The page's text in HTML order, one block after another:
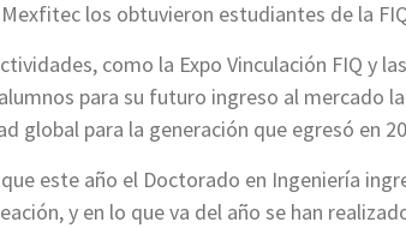
los obtuvieron estudiantes de la
como la Expo Vinculación FIQ y
para su futuro ingreso al mercado
global para la generación que egresó en
este año el Doctorado en Ingeniería
y en lo que va del año se han